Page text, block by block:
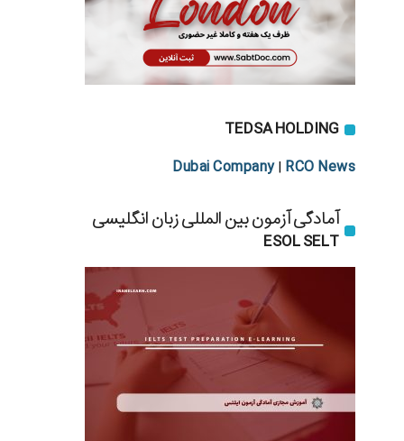
TEDSA HOLDING
Dubai Company| RCO News
آمادگی آزمون بین المللی زبان انگلیسی
ESOL SELT